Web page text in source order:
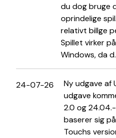
du dog bruge
oprindelige
relativt billge
Spillet virker
Windows, da
24-07-26
Ny udgave af
udgave
2.0 og
baserer sig
Touchs